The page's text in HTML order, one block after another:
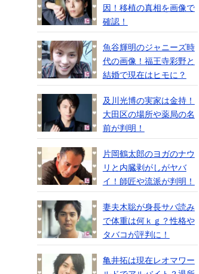
因！移植の真相を画像で
確認！
魚谷輝明のジャニーズ時
代の画像！福王寺彩野と
結婚で現在はヒモに？
及川光博の実家は金持！
大田区の場所や薬局の名
前が判明！
片岡鶴太郎のヨガのナウ
リと内臓剥がしがヤバ
イ！師匠や流派が判明！
妻夫木聡が身長サバ読み
で体重は何ｋｇ？性格や
タバコが評判に！
亀井拓は現在レオマワー